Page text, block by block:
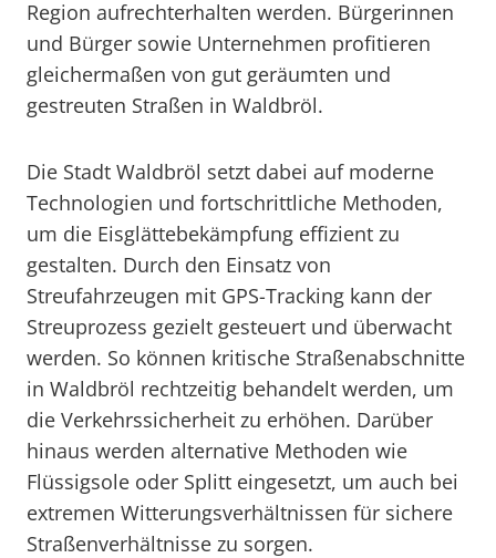
Region aufrechterhalten werden. Bürgerinnen
und Bürger sowie Unternehmen profitieren
gleichermaßen von gut geräumten und
gestreuten Straßen in Waldbröl.
Die Stadt Waldbröl setzt dabei auf moderne
Technologien und fortschrittliche Methoden,
um die Eisglättebekämpfung effizient zu
gestalten. Durch den Einsatz von
Streufahrzeugen mit GPS-Tracking kann der
Streuprozess gezielt gesteuert und überwacht
werden. So können kritische Straßenabschnitte
in Waldbröl rechtzeitig behandelt werden, um
die Verkehrssicherheit zu erhöhen. Darüber
hinaus werden alternative Methoden wie
Flüssigsole oder Splitt eingesetzt, um auch bei
extremen Witterungsverhältnissen für sichere
Straßenverhältnisse zu sorgen.